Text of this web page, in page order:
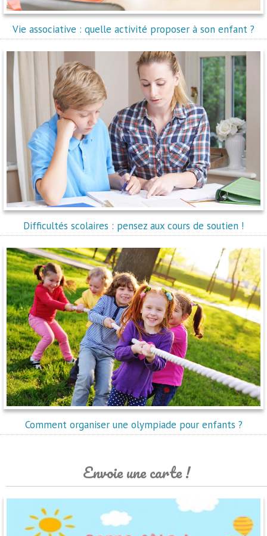
Vie associative : quelle activité proposer à son enfant ?
Difficultés scolaires : pensez aux cours de soutien !
Comment organiser une olympiade pour enfants ?
Envoie une carte !